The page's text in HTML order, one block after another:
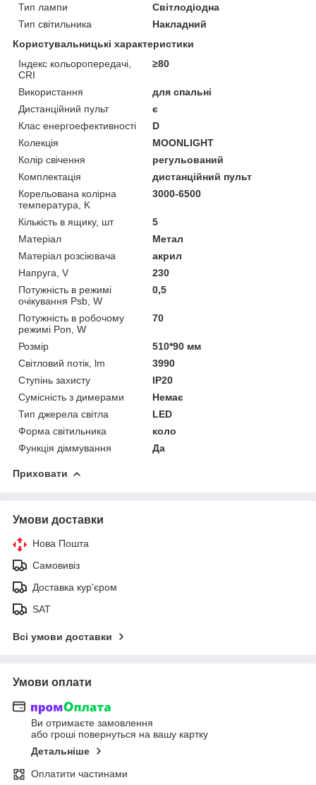
Тип лампи
Світлодіодна
Тип світильника
Накладний
Користувальницькі характеристики
Індекс кольоропередачі,
CRI
≥80
Використання
для спальні
Дистанційний пульт
є
Клас енергоефективності
D
Колекція
MOONLIGHT
Колір свічення
регульований
Комплектація
дистанційний пульт
Корельована колірна
температура, K
3000-6500
Кількість в ящику, шт
5
Матеріал
Метал
Матеріал розсіювача
акрил
Напруга, V
230
Потужність в режимі
очікування Psb, W
0,5
Потужність в робочому
режимі Pon, W
70
Розмір
510*90 мм
Світловий потік, lm
3990
Ступінь захисту
IP20
Сумісність з димерами
Немає
Тип джерела світла
LED
Форма світильника
коло
Функція діммування
Да
Приховати
Умови доставки
Нова Пошта
Самовивіз
Доставка кур'єром
SAT
Всі умови доставки
Умови оплати
Ви отримаєте замовлення
або гроші повернуться на вашу картку
Детальніше
Оплатити частинами